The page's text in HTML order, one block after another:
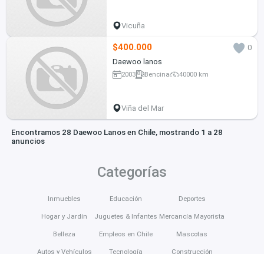
Vicuña
$400.000
0
Daewoo lanos
2003 Bencina 40000 km
Viña del Mar
Encontramos 28 Daewoo Lanos en Chile, mostrando 1 a 28
anuncios
Categorías
Inmuebles
Hogar y Jardín
Belleza
Autos y Vehículos
Educación
Juguetes & Infantes
Empleos en Chile
Tecnología
Deportes
Mercancía Mayorista
Mascotas
Construcción